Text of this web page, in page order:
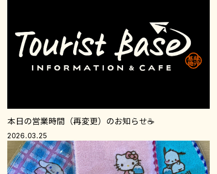
本日の営業時間（再変更）のお知らせ☕️
2026.03.25